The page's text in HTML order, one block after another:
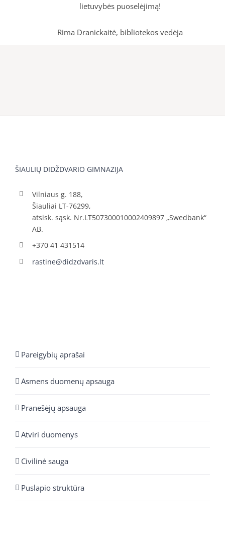
lietuvybės puoselėjimą!
Rima Dranickaitė, bibliotekos vedėja
ŠIAULIŲ DIDŽDVARIO GIMNAZIJA
Vilniaus g. 188,
Šiauliai LT-76299,
atsisk. sąsk. Nr.LT507300010002409897 „Swedbank“
AB.
+370 41 431514
rastine@didzdvaris.lt
Pareigybių aprašai
Asmens duomenų apsauga
Pranešėjų apsauga
Atviri duomenys
Civilinė sauga
Puslapio struktūra